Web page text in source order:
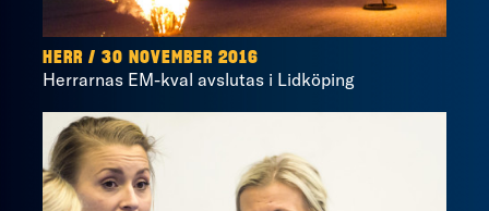
HERR / 30 NOVEMBER 2016
Herrarnas EM-kval avslutas i Lidköping